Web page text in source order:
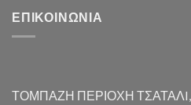
ΕΠΙΚΟΙΝΩΝΊΑ
ΤΟΜΠΑΖΗ ΠΕΡΙΟΧΗ ΤΣΑΤΑΛI,